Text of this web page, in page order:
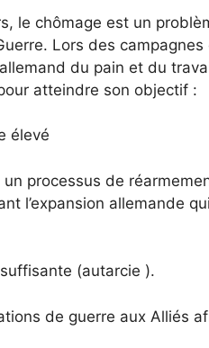
le chômage est un
Lors des
du pain et du
atteindre son objectif :
élevé
processus de
l’expansion allemande
(autarcie ).
de guerre aux Alliés